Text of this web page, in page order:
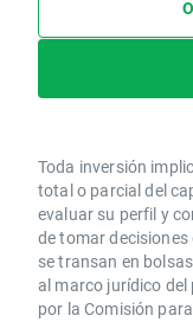
Toda inversión
total o parcial del
evaluar su perfil y
de tomar
se transan en
al marco jurídico
por la Comisión